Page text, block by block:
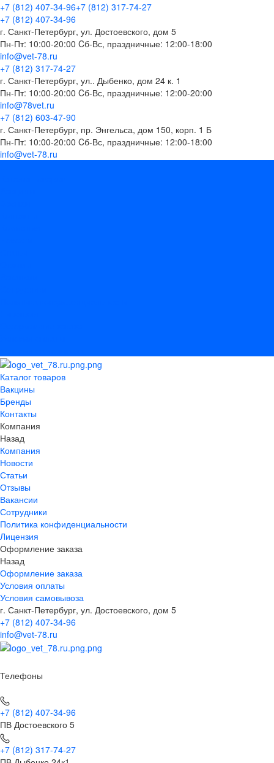
+7 (812) 407-34-96+7 (812) 317-74-27
+7 (812) 407-34-96
г. Санкт-Петербург, ул. Достоевского, дом 5
Пн-Пт: 10:00-20:00 Cб-Вс, праздничные: 12:00-18:00
info@vet-78.ru
+7 (812) 317-74-27
г. Санкт-Петербург, ул.. Дыбенко, дом 24 к. 1
Пн-Пт: 10:00-20:00 Cб-Вс, праздничные: 12:00-20:00
info@78vet.ru
+7 (812) 603-47-90
г. Санкт-Петербург, пр. Энгельса, дом 150, корп. 1 Б
Пн-Пт: 10:00-20:00 Cб-Вс, праздничные: 12:00-18:00
info@vet-78.ru
Каталог товаров
Вакцины
Бренды
Контакты
Компания
Назад
Компания
Новости
Статьи
Отзывы
Вакансии
Сотрудники
Политика конфиденциальности
Лицензия
Оформление заказа
Назад
Оформление заказа
Условия оплаты
Условия самовывоза
г. Санкт-Петербург, ул. Достоевского, дом 5
+7 (812) 407-34-96
info@vet-78.ru
Телефоны
+7 (812) 407-34-96
ПВ Достоевского 5
+7 (812) 317-74-27